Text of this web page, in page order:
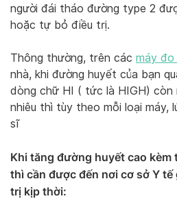
người đái tháo đường type 2
hoặc tự bỏ điều trị.
Thông thường, trên các máy đo
nhà, khi đường huyết của bạn
dòng chữ HI ( tức là HIGH) còn
nhiêu thì tùy theo mỗi loại máy,
sĩ
Khi tăng đường huyết cao kèm
thì cần được đến nơi cơ sở Y tế
trị kịp thời: